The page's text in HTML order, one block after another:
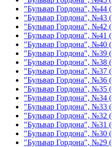
"Бульвар Гордона", №44
"Бульвар Гордона", №43
"Бульвар Гордона", №42
"Бульвар Гордона", №41
"Бульвар Гордона", №40
"Бульвар Гордона", №39
"Бульвар Гордона", №38
"Бульвар Гордона", №37
"Бульвар Гордона", №36
"Бульвар Гордона", №35
"Бульвар Гордона", №34
"Бульвар Гордона", №33
"Бульвар Гордона", №32
"Бульвар Гордона", №31
"Бульвар Гордона", №30
"Бульвар Гордона", №29